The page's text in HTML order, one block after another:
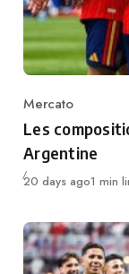
Category
Mercato
Les
Argentine
Publié
20 days ago1 min